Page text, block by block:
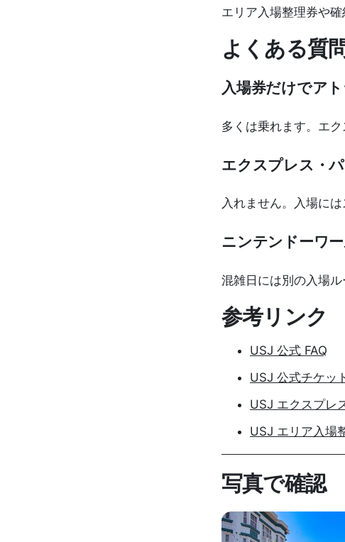
エリア入場整理券や
よくある質
入場券だけでア
多くは乗れます。エ
エクスプレス・
入れません。入場に
ニンテンドーワ
混雑日には別の入場ル
参考リンク
USJ 公式 FAQ
USJ 公式チケッ
USJ エクスプレ
USJ エリア入場
写真で確認